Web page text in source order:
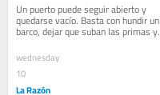
Un puerto puede seguir abierto y
quedarse vacío. Basta con hundir un
barco, dejar que suban las primas y
esperar a que los armadores saquen
sus...
wednesday
10
La Razón